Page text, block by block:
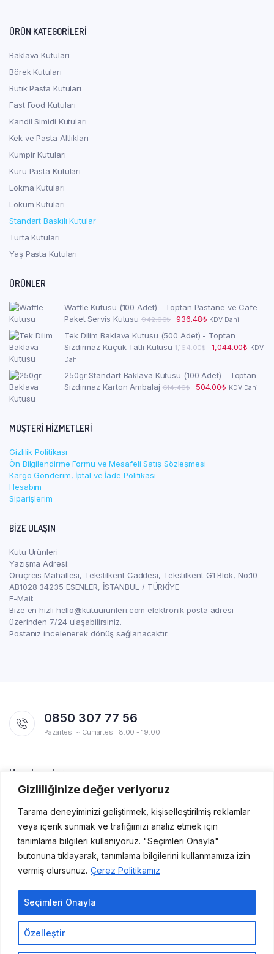
Gizliliğinize değer veriyoruz
Tarama deneyiminizi geliştirmek, kişiselleştirilmiş reklamlar
veya içerik sunmak ve trafiğimizi analiz etmek için
tanımlama bilgileri kullanıyoruz. "Seçimleri Onayla"
butonuna tıklayarak, tanımlama bilgilerini kullanmamıza izin
vermiş olursunuz. Çerez Politikamız
Özelleştir
Seçimleri Onayla
ÜRÜN KATEGORILERI
Baklava Kutuları
Börek Kutuları
Butik Pasta Kutuları
Fast Food Kutuları
Kandil Simidi Kutuları
Kek ve Pasta Altlıkları
Kumpir Kutuları
Kuru Pasta Kutuları
Lokma Kutuları
Lokum Kutuları
Standart Baskılı Kutular
Turta Kutuları
Yaş Pasta Kutuları
ÜRÜNLER
Waffle Kutusu (100 Adet) - Toptan Pastane ve Cafe
Paket Servis Kutusu 942.00₺
Orijinal
942.00₺.
936.48₺Şu
fiyat:
936.48₺.
KDV Dahil
Tek Dilim Baklava Kutusu (500 Adet) - Toptan
Sızdırmaz Küçük Tatlı Kutusu 1,164.00₺
Orijinal
1,044.00₺ Şu
KDV
Dahil
250gr Standart Baklava Kutusu (100 Adet) - Toptan
Sızdırmaz Karton Ambalaj 614.40₺
Orijinal
504.00₺ Şu
KDV Dahil
MÜŞTERI HIZMETLERI
Gizlilik Politikası
Ön Bilgilendirme Formu ve Mesafeli Satış Sözleşmesi
Kargo Gönderim, İptal ve İade Politikası
Hesabım
Siparişlerim
BIZE ULAŞIN
Kutu Ürünleri
Yazışma Adresi:
Oruçreis Mahallesi, Tekstilkent Caddesi, Tekstilkent G1 Blok, No:10-
AB1028 34235 ESENLER, İSTANBUL / TÜRKİYE
E-Mail:
Bize en hızlı hello@kutuurunleri.com elektronik posta adresi
üzerinden 7/24 ulaşabilirsiniz.
Postanız incelenerek dönüş sağlanacaktır.
0850 307 77 56
Pazartesi ~ Cumartesi: 8:00 - 19:00
Uygulamalarımız
Yakında Apple Store ve Google Play'de!
Copyright 2021 Kutu Ürünleri © Her hakkı saklıdır.